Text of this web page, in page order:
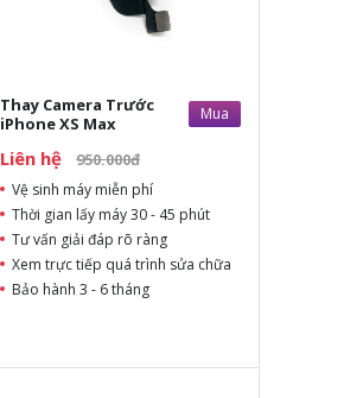
Thay Camera Trước
iPhone XS Max
Mua
Liên hệ 950.000đ
Vệ sinh máy miễn phí
Thời gian lấy máy 30 - 45 phút
Tư vấn giải đáp rõ ràng
Xem trực tiếp quá trình sửa chữa
Bảo hành 3 - 6 tháng